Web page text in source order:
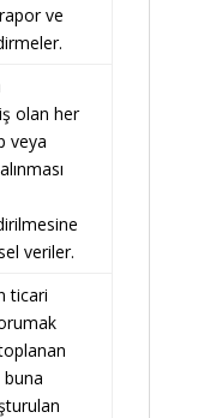
ve
olan her
veya
veriler.
ticari